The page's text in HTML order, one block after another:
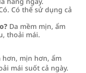
Có thể sử dụng cả
Da mềm mịn, ẩm
thoải mái.
hơn, mịn hơn, ẩm
mái suốt cả ngày.